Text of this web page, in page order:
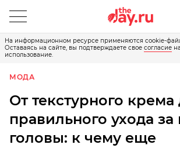
На информационном ресурсе применяются cookie-
Оставаясь на сайте, вы подтверждаете свое согласие
использование.
МОДА
От текстурного крема
правильного ухода
головы: к чему еще